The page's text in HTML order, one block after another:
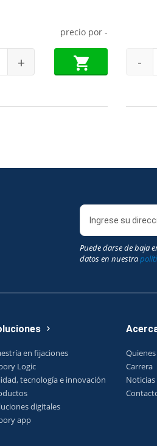
precio por -
+ -
Puede darse de baja
datos en nuestra
en fijaciones
Logic
tecnología e innovación
digitales
app
Carrera
Noticias